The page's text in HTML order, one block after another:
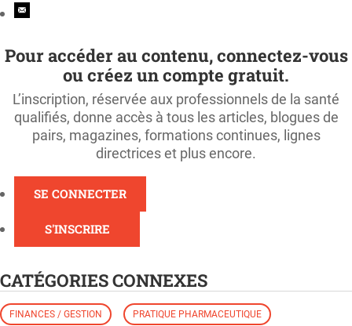
Pour accéder au contenu, connectez-vous
ou créez un compte gratuit.
L’inscription, réservée aux professionnels de la santé
qualifiés, donne accès à tous les articles, blogues de
pairs, magazines, formations continues, lignes
directrices et plus encore.
SE CONNECTER
S'INSCRIRE
CATÉGORIES CONNEXES
FINANCES / GESTION PRATIQUE PHARMACEUTIQUE